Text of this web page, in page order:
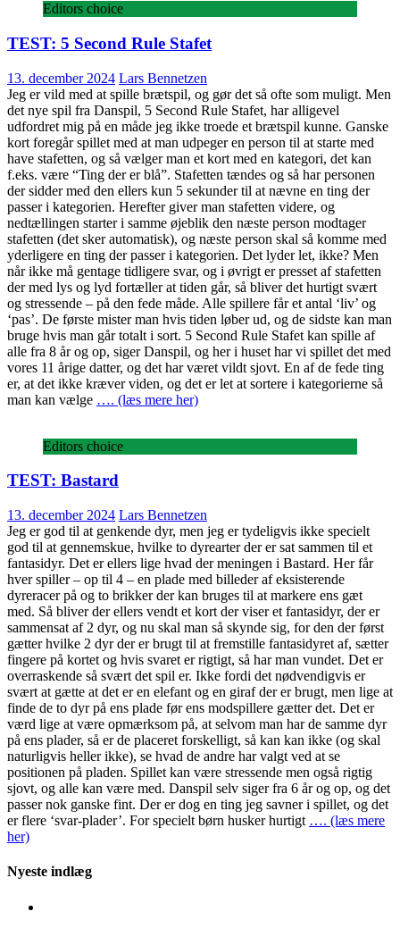
Editors choice
TEST: 5 Second Rule Stafet
13. december 2024 Lars Bennetzen
Jeg er vild med at spille brætspil, og gør det så ofte som muligt. Men
det nye spil fra Danspil, 5 Second Rule Stafet, har alligevel
udfordret mig på en måde jeg ikke troede et brætspil kunne. Ganske
kort foregår spillet med at man udpeger en person til at starte med
have stafetten, og så vælger man et kort med en kategori, det kan
f.eks. være “Ting der er blå”. Stafetten tændes og så har personen
der sidder med den ellers kun 5 sekunder til at nævne en ting der
passer i kategorien. Herefter giver man stafetten videre, og
nedtællingen starter i samme øjeblik den næste person modtager
stafetten (det sker automatisk), og næste person skal så komme med
yderligere en ting der passer i kategorien. Det lyder let, ikke? Men
når ikke må gentage tidligere svar, og i øvrigt er presset af stafetten
der med lys og lyd fortæller at tiden går, så bliver det hurtigt svært
og stressende – på den fede måde. Alle spillere får et antal ‘liv’ og
‘pas’. De første mister man hvis tiden løber ud, og de sidste kan man
bruge hvis man går totalt i sort. 5 Second Rule Stafet kan spille af
alle fra 8 år og op, siger Danspil, og her i huset har vi spillet det med
vores 11 årige datter, og det har været vildt sjovt. En af de fede ting
er, at det ikke kræver viden, og det er let at sortere i kategorierne så
man kan vælge …. (læs mere her)
Editors choice
TEST: Bastard
13. december 2024 Lars Bennetzen
Jeg er god til at genkende dyr, men jeg er tydeligvis ikke specielt
god til at gennemskue, hvilke to dyrearter der er sat sammen til et
fantasidyr. Det er ellers lige hvad der meningen i Bastard. Her får
hver spiller – op til 4 – en plade med billeder af eksisterende
dyreracer på og to brikker der kan bruges til at markere ens gæt
med. Så bliver der ellers vendt et kort der viser et fantasidyr, der er
sammensat af 2 dyr, og nu skal man så skynde sig, for den der først
gætter hvilke 2 dyr der er brugt til at fremstille fantasidyret af, sætter
fingere på kortet og hvis svaret er rigtigt, så har man vundet. Det er
overraskende så svært det spil er. Ikke fordi det nødvendigvis er
svært at gætte at det er en elefant og en giraf der er brugt, men lige at
finde de to dyr på ens plade før ens modspillere gætter det. Det er
værd lige at være opmærksom på, at selvom man har de samme dyr
på ens plader, så er de placeret forskelligt, så kan kan ikke (og skal
naturligvis heller ikke), se hvad de andre har valgt ved at se
positionen på pladen. Spillet kan være stressende men også rigtig
sjovt, og alle kan være med. Danspil selv siger fra 6 år og op, og det
passer nok ganske fint. Der er dog en ting jeg savner i spillet, og det
er flere ‘svar-plader’. For specielt børn husker hurtigt …. (læs mere
her)
Nyeste indlæg